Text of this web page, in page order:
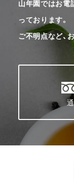
山年園ではお電
っております。
ご不明点など、